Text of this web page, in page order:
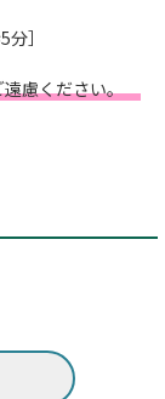
］
遠慮ください。